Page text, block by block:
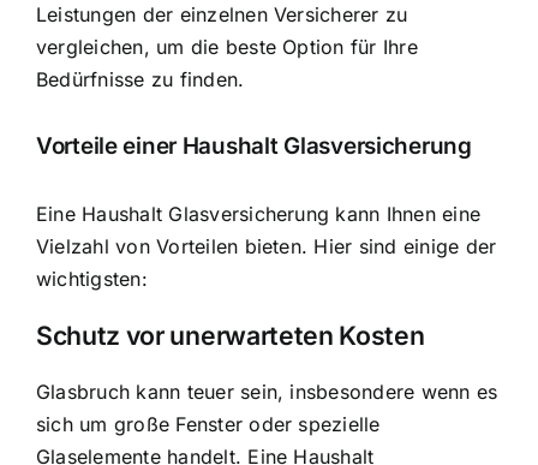
Leistungen der einzelnen Versicherer zu
vergleichen, um die beste Option für Ihre
Bedürfnisse zu finden.
Vorteile einer Haushalt Glasversicherung
Eine Haushalt Glasversicherung kann Ihnen eine
Vielzahl von Vorteilen bieten. Hier sind einige der
wichtigsten:
Schutz vor unerwarteten Kosten
Glasbruch kann teuer sein, insbesondere wenn es
sich um große Fenster oder spezielle
Glaselemente handelt. Eine Haushalt